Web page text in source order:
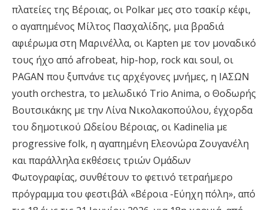
πλατείες της Βέροιας, οι Polkar μες στο τσακίρ κέφι,
ο αγαπημένος Μίλτος Πασχαλίδης, μια βραδιά
αφιέρωμα στη Μαρινέλλα, οι Kapten με τον μοναδικό
τους ήχο από afrobeat, hip-hop, rock και soul, οι
PAGAN που ξυπνάνε τις αρχέγονες μνήμες, η ΙΑΣΩΝ
youth orchestra, το μελωδικό Trio Anima, ο Θοδωρής
Βουτσικάκης με την Λίνα Νικολακοπούλου, έγχορδα
του δημοτικού Ωδείου Βέροιας, οι Kadinelia με
progressive folk, η αγαπημένη Ελεονώρα Ζουγανέλη
και παράλληλα εκθέσεις τριών Ομάδων
Φωτογραφίας, συνθέτουν το φετινό τετραήμερο
πρόγραμμα του φεστιβάλ «Βέροια -Εύηχη πόλη», από